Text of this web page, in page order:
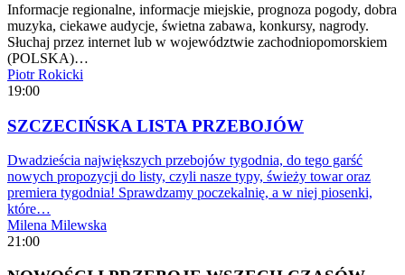
Informacje regionalne, informacje miejskie, prognoza pogody, dobra
muzyka, ciekawe audycje, świetna zabawa, konkursy, nagrody.
Słuchaj przez internet lub w województwie zachodniopomorskiem
(POLSKA)…
Piotr Rokicki
19:00
SZCZECIŃSKA LISTA PRZEBOJÓW
Dwadzieścia największych przebojów tygodnia, do tego garść
nowych propozycji do listy, czyli nasze typy, świeży towar oraz
premiera tygodnia! Sprawdzamy poczekalnię, a w niej piosenki,
które…
Milena Milewska
21:00